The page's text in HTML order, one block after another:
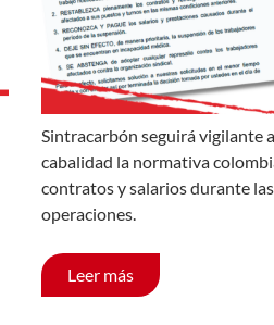
Sintracarbón seguirá vigilante
cabalidad la normativa
contratos y salarios durante
operaciones.
Leer más